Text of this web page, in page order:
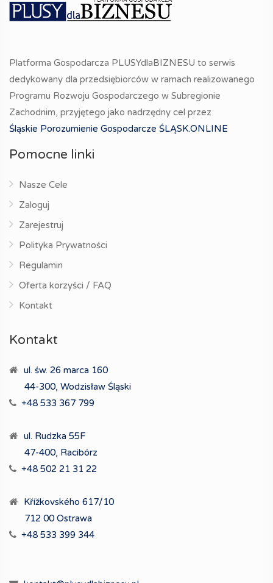
Platforma Gospodarcza PLUSYdlaBIZNESU to serwis
dedykowany dla przedsiębiorców w ramach realizowanego
Programu Rozwoju Gospodarczego w Subregionie
Zachodnim, przyjętego jako nadrzędny cel przez
Śląskie Porozumienie Gospodarcze ŚLĄSK.ONLINE
Pomocne linki
Nasze Cele
Zaloguj
Zarejestruj
Polityka Prywatności
Regulamin
Oferta korzyści / FAQ
Kontakt
Kontakt
ul. św. 26 marca 160
44-300, Wodzisław Śląski
+48 533 367 799
ul. Rudzka 55F
47-400, Racibórz
+48 502 21 31 22
Křížkovského 617/10
712 00 Ostrawa
+48 533 399 344